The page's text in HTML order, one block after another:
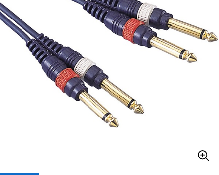
ウクレレ
ドラム パーカッション
キーボード
その他楽器